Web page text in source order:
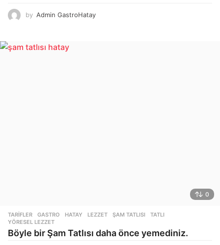
by Admin GastroHatay
0
TARIFLER GASTRO ,HATAY ,LEZZET ,ŞAM TATLISI ,TATLI
YÖRESEL LEZZET
Böyle bir Şam Tatlısı daha önce yemediniz.